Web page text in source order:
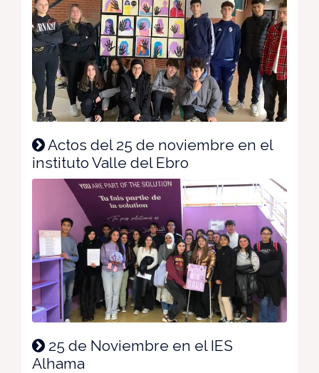
Actos del 25 de noviembre en el
instituto Valle del Ebro
25 de Noviembre en el IES
Alhama